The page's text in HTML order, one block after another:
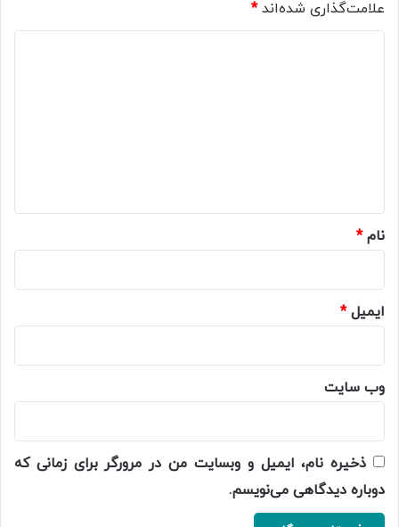
علامت‌گذاری شده‌اند*
نام*
ایمیل*
وب‌ سایت
ذخیره نام، ایمیل و وبسایت من در مرورگر برای زمانی که
دوباره دیدگاهی می‌نویسم.